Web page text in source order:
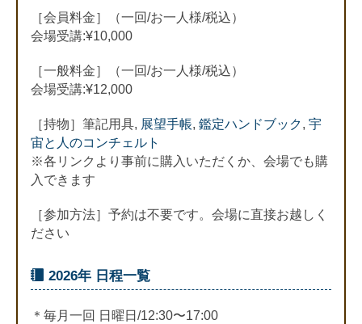
［会員料金］（一回/お一人様/税込）
会場受講:¥10,000
［一般料金］（一回/お一人様/税込）
会場受講:¥12,000
［持物］筆記用具, 展望手帳, 鑑定ハンドブック, 宇
宙と人のコンチェルト
※各リンクより事前に購入いただくか、会場でも購
入できます
［参加方法］予約は不要です。会場に直接お越しく
ださい
2026年 日程一覧
＊毎月一回 日曜日/12:30〜17:00